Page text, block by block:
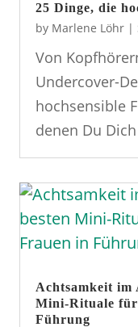
25 Dinge, die
by Marlene Löhr |
Von
Undercover-
hochsensible
denen Du
Achtsamkeit im
Mini-Rituale für
Führung